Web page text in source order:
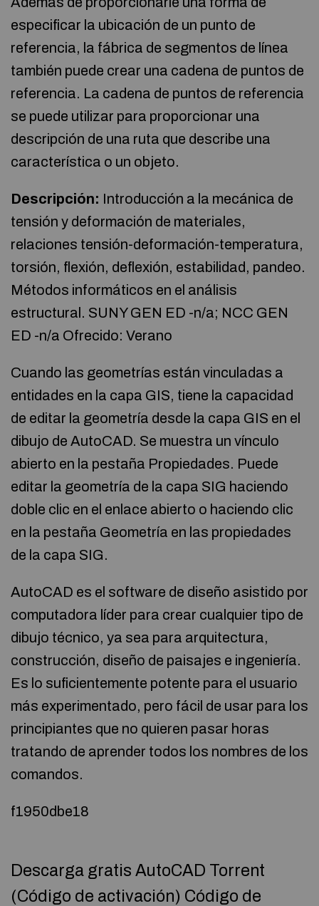
especificar la ubicación de un punto de
referencia, la fábrica de segmentos de línea
también puede crear una cadena de puntos de
referencia. La cadena de puntos de referencia
se puede utilizar para proporcionar una
descripción de una ruta que describe una
característica o un objeto.
Descripción: Introducción a la mecánica de
tensión y deformación de materiales,
relaciones tensión-deformación-temperatura,
torsión, flexión, deflexión, estabilidad, pandeo.
Métodos informáticos en el análisis
estructural. SUNY GEN ED -n/a; NCC GEN
ED -n/a Ofrecido: Verano
Cuando las geometrías están vinculadas a
entidades en la capa GIS, tiene la capacidad
de editar la geometría desde la capa GIS en el
dibujo de AutoCAD. Se muestra un vínculo
abierto en la pestaña Propiedades. Puede
editar la geometría de la capa SIG haciendo
doble clic en el enlace abierto o haciendo clic
en la pestaña Geometría en las propiedades
de la capa SIG.
AutoCAD es el software de diseño asistido por
computadora líder para crear cualquier tipo de
dibujo técnico, ya sea para arquitectura,
construcción, diseño de paisajes e ingeniería.
Es lo suficientemente potente para el usuario
más experimentado, pero fácil de usar para los
principiantes que no quieren pasar horas
tratando de aprender todos los nombres de los
comandos.
f1950dbe18
Descarga gratis AutoCAD Torrent
(Código de activación) Código de